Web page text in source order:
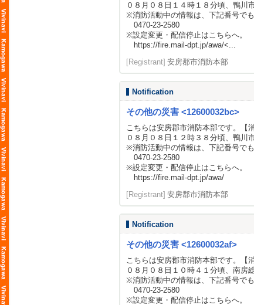
０８月０８日１４時１８分頃、鴨川
※消防活動中の情報は、下記番号でも
0470-23-2580
※設定変更・配信停止はこちらへ。
https://fire.mail-dpt.jp/awa/<...
[Registrant] 安房郡市消防本部
Notification
その他の災害 <12600032bc>
こちらは安房郡市消防本部です。【
０８月０８日１２時３８分頃、鴨川
※消防活動中の情報は、下記番号でも
0470-23-2580
※設定変更・配信停止はこちらへ。
https://fire.mail-dpt.jp/awa/
[Registrant] 安房郡市消防本部
Notification
その他の災害 <12600032af>
こちらは安房郡市消防本部です。【
０８月０８日１０時４１分頃、南
※消防活動中の情報は、下記番号でも
0470-23-2580
※設定変更・配信停止はこちらへ。